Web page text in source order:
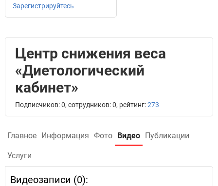
Зарегистрируйтесь
Центр снижения веса
«Диетологический
кабинет»
Подписчиков: 0, сотрудников: 0, рейтинг:273
Главное Информация Фото Видео Публикации
Услуги
Видеозаписи (0):